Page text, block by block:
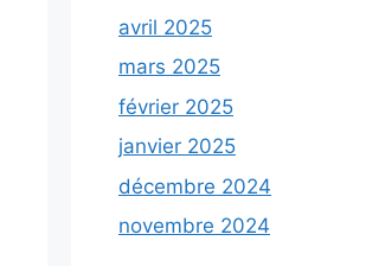
avril 2025
mars 2025
février 2025
janvier 2025
décembre 2024
novembre 2024